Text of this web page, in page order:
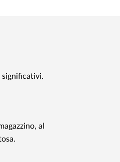
significativi.
al